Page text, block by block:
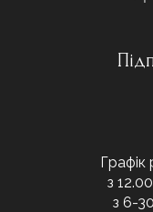
з
з 6-